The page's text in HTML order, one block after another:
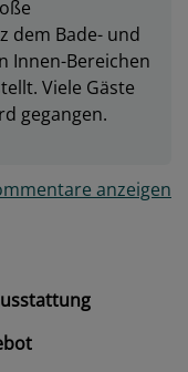
dem Bade- und
Innen-Bereichen
Viele Gäste
gegangen.
anzeigen